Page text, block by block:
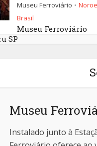
Museu Ferroviário •
Brasil
Museu Ferroviário
SP
Museu
Instalado junto à